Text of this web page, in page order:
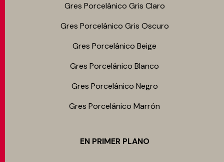
Gres Porcelánico Gris Claro
Gres Porcelánico Gris Oscuro
Gres Porcelánico Beige
Gres Porcelánico Blanco
Gres Porcelánico Negro
Gres Porcelánico Marrón
EN PRIMER PLANO